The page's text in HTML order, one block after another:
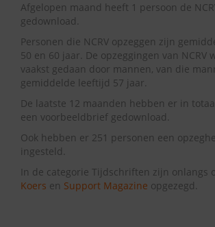
Afgelopen maand heeft 1 persoon de
gedownload.
Personen die NCRV opzeggen zijn
50 en 60 jaar. De opzeggingen van NCRV
vaakst gedaan door mannen, van die
gemiddelde leeftijd 57 jaar.
De laatste 12 maanden hebben er in
een voorbeeldbrief gedownload.
Ook hebben er 251 personen een
ingesteld.
In de categorie Tijdschriften zijn onlangs
Koers en Support Magazine opgezegd.